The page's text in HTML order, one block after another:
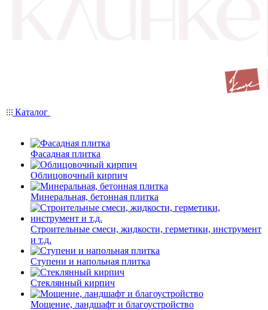
Каталог
Фасадная плитка
Облицовочный кирпич
Минеральная, бетонная плитка
Строительные смеси, жидкости, герметики, инструмент
и т.д.
Ступени и напольная плитка
Cтеклянный кирпич
Мощение, ландшафт и благоустройство